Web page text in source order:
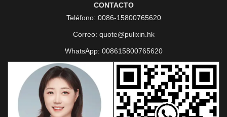
CONTACTO
Teléfono: 0086-15800765620
Correo: quote@pulixin.hk
WhatsApp: 008615800765620